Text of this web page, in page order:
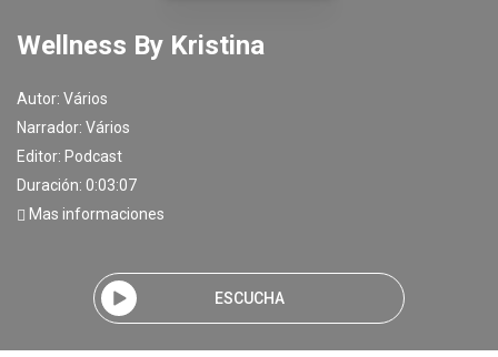
Wellness By Kristina
Autor: Vários
Narrador: Vários
Editor: Podcast
Duración: 0:03:07
Mas informaciones
ESCUCHA